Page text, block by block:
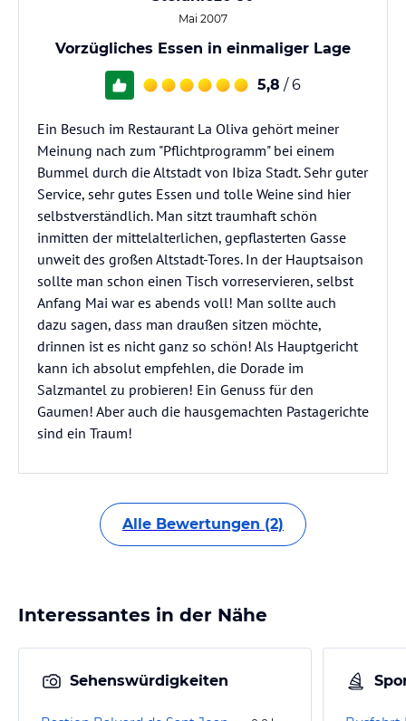
Mai 2007
Vorzügliches Essen in einmaliger Lage
5,8 / 6
Ein Besuch im Restaurant La Oliva gehört meiner
Meinung nach zum "Pflichtprogramm" bei einem
Bummel durch die Altstadt von Ibiza Stadt. Sehr guter
Service, sehr gutes Essen und tolle Weine sind hier
selbstverständlich. Man sitzt traumhaft schön
inmitten der mittelalterlichen, gepflasterten Gasse
unweit des großen Altstadt-Tores. In der Hauptsaison
sollte man schon einen Tisch vorreservieren, selbst
Anfang Mai war es abends voll! Man sollte auch
dazu sagen, dass man draußen sitzen möchte,
drinnen ist es nicht ganz so schön! Als Hauptgericht
kann ich absolut empfehlen, die Dorade im
Salzmantel zu probieren! Ein Genuss für den
Gaumen! Aber auch die hausgemachten Pastagerichte
sind ein Traum!
Alle Bewertungen (2)
Interessantes in der Nähe
Sehenswürdigkeiten